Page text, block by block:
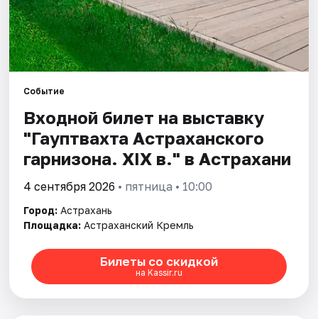
Событие
Входной билет на выставку
"Гауптвахта Астраханского
гарнизона. XIX в." в Астрахани
4 сентября 2026 • пятница • 10:00
Город: Астрахань
Площадка: Астраханский Кремль
Билеты со скидкой
на Kassir.ru